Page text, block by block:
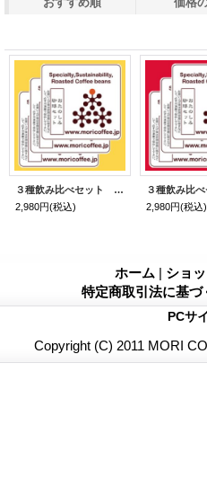
３種飲み比べセット ハイロースト
2,980円(税込)
2,980円(税込)
ホーム | ショ
特定商取引法に基づ
PCサ
Copyright (C) 2011 MORI